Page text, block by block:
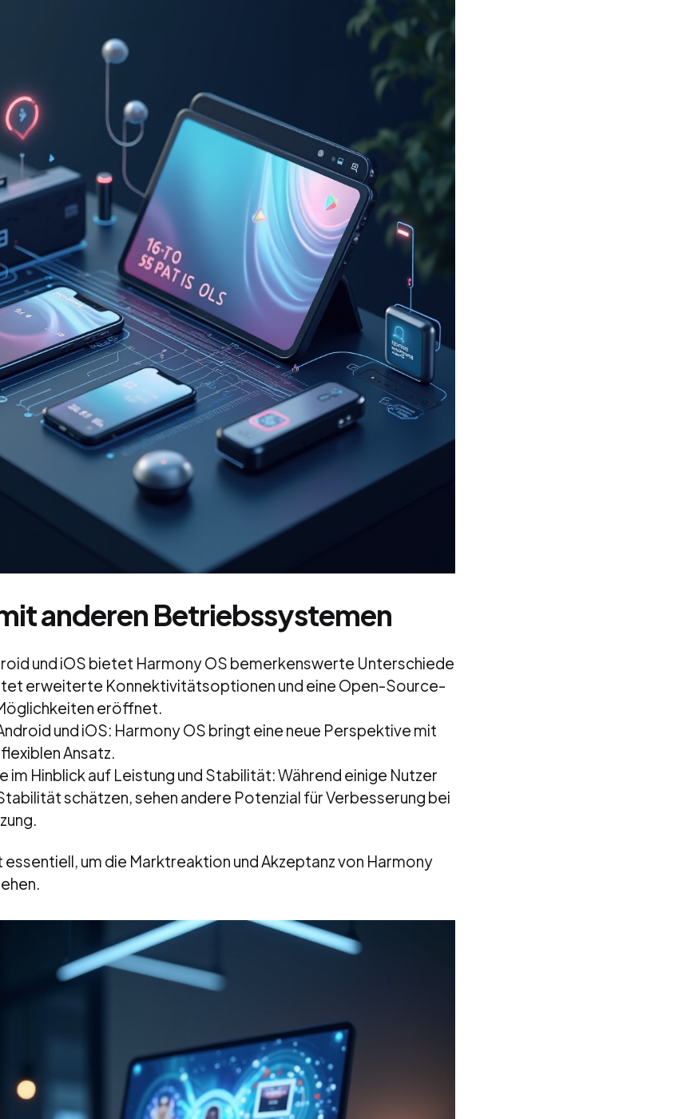
anderen Betriebssystemen
und iOS bietet Harmony OS bemerkenswerte Unterschiede
erweiterte Konnektivitätsoptionen und eine Open-Source-
eröffnet.
und iOS: Harmony OS bringt eine neue Perspektive mit
Ansatz.
im Hinblick auf Leistung und Stabilität: Während einige Nutzer
schätzen, sehen andere Potenzial für Verbesserung bei
essentiell, um die Marktreaktion und Akzeptanz von Harmony